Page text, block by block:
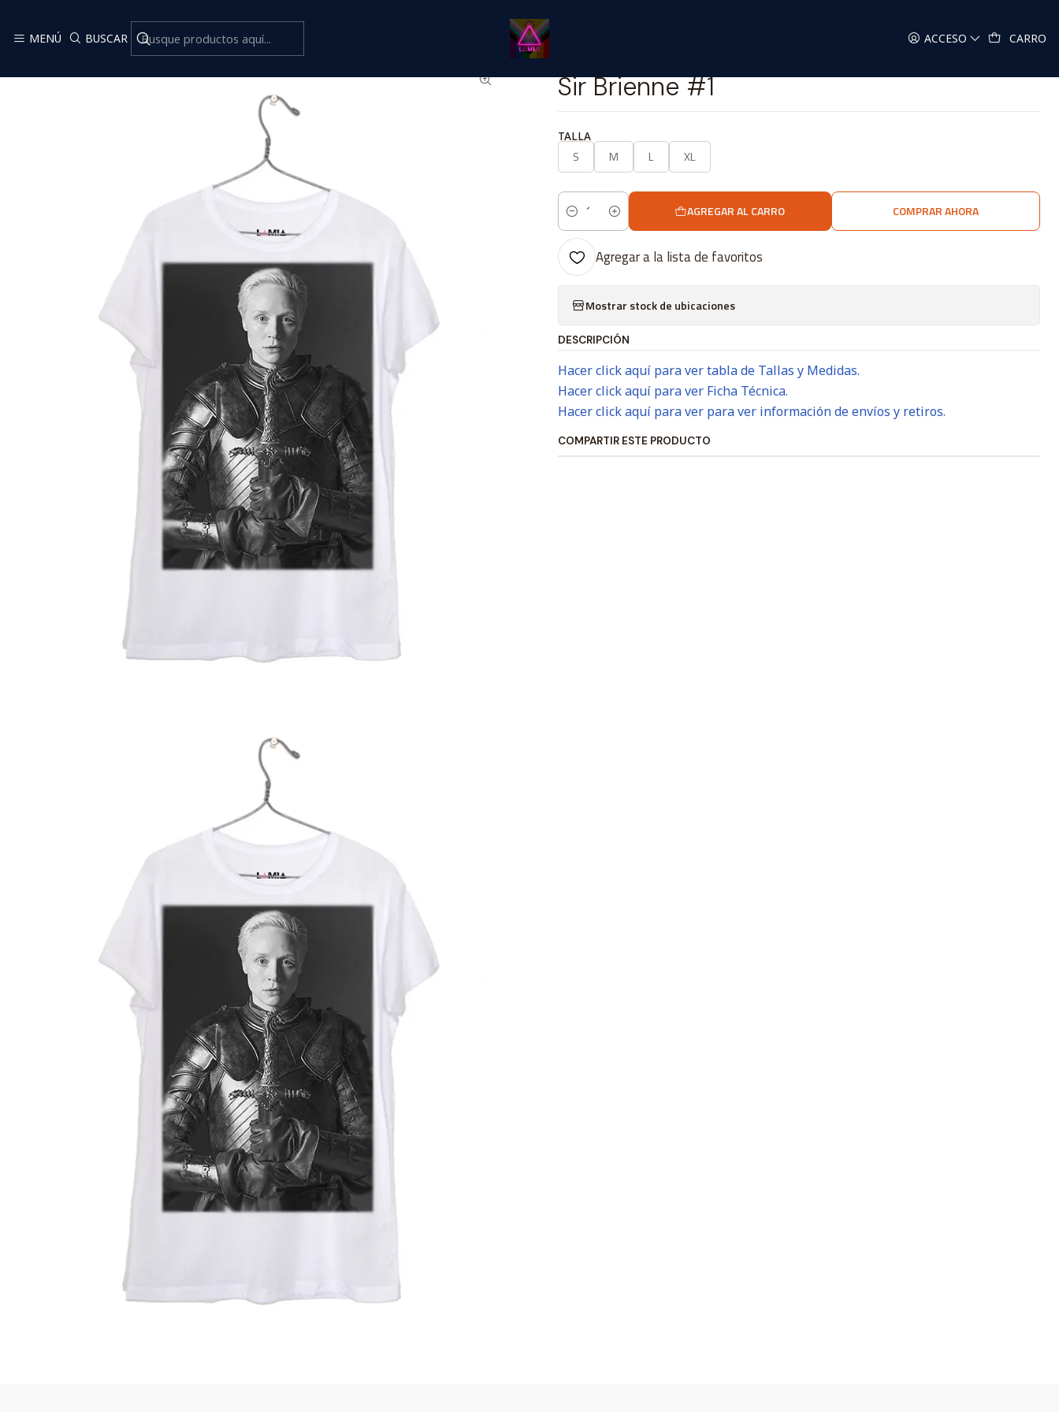
MENÚ BUSCAR ACCESO CARRO
⭐ CLÁSICOS LÂMIA⭐ Classic
Sir Brienne #1
TALLA
S M L XL
Cantidad
AGREGAR AL CARRO COMPRAR AHORA
Agregar a la lista de favoritos
Mostrar stock de ubicaciones
DESCRIPCIÓN
Hacer click aquí para ver tabla de Tallas y Medidas.
Hacer click aquí para ver Ficha Técnica.
Hacer click aquí para ver para ver información de envíos y retiros.
COMPARTIR ESTE PRODUCTO